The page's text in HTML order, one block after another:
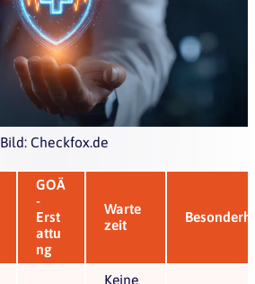
Bild: Checkfox.de
GOÄ
-
Erst
attu
ng
Warte
zeit
Keine